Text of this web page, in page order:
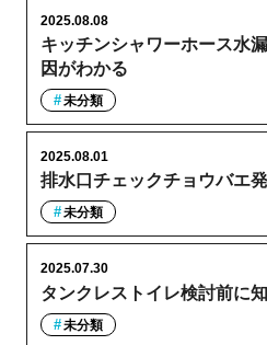
キッチンシャワーホース水
因がわかる
2025.08.08
未分類
排水口チェックチョウバエ
2025.08.01
未分類
タンクレストイレ検討前に
2025.07.30
未分類